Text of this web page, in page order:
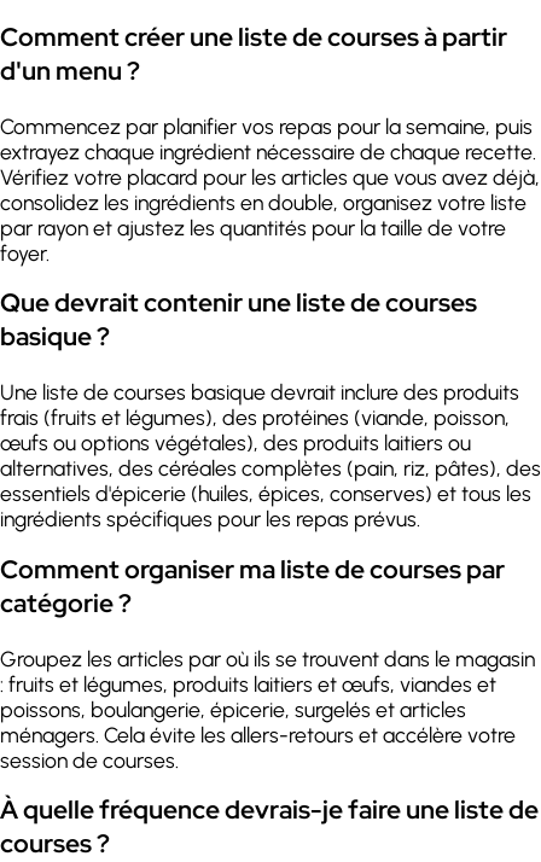
Comment créer une liste de courses à partir
d'un menu ?
Commencez par planifier vos repas pour la semaine, puis
extrayez chaque ingrédient nécessaire de chaque recette.
Vérifiez votre placard pour les articles que vous avez déjà,
consolidez les ingrédients en double, organisez votre liste
par rayon et ajustez les quantités pour la taille de votre
foyer.
Que devrait contenir une liste de courses
basique ?
Une liste de courses basique devrait inclure des produits
frais (fruits et légumes), des protéines (viande, poisson,
œufs ou options végétales), des produits laitiers ou
alternatives, des céréales complètes (pain, riz, pâtes), des
essentiels d'épicerie (huiles, épices, conserves) et tous les
ingrédients spécifiques pour les repas prévus.
Comment organiser ma liste de courses par
catégorie ?
Groupez les articles par où ils se trouvent dans le magasin
: fruits et légumes, produits laitiers et œufs, viandes et
poissons, boulangerie, épicerie, surgelés et articles
ménagers. Cela évite les allers-retours et accélère votre
session de courses.
À quelle fréquence devrais-je faire une liste de
courses ?